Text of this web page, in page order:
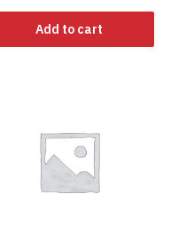
Add to cart